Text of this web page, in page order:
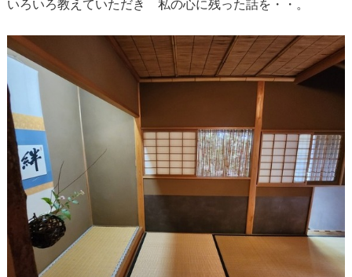
いろいろ教えていただき 私の心に残った話を・・。